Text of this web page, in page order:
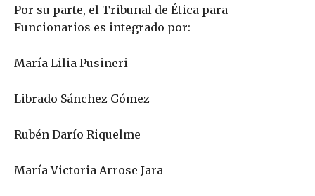
Por su parte, el Tribunal de Ética para
Funcionarios es integrado por:
María Lilia Pusineri
Librado Sánchez Gómez
Rubén Darío Riquelme
María Victoria Arrose Jara